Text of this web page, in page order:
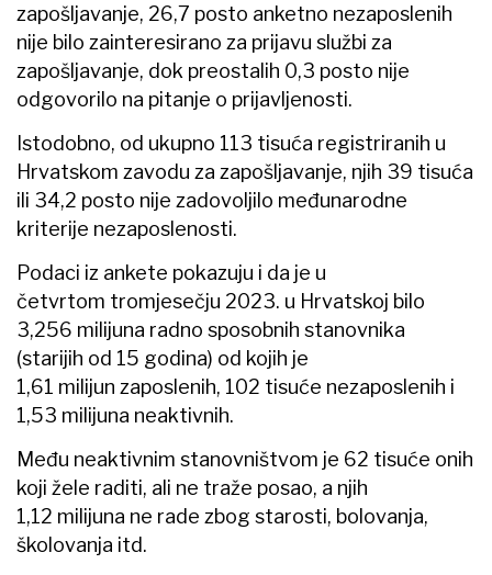
zapošljavanje, 26,7 posto anketno nezaposlenih
nije bilo zainteresirano za prijavu službi za
zapošljavanje, dok preostalih 0,3 posto nije
odgovorilo na pitanje o prijavljenosti.
Istodobno, od ukupno 113 tisuća registriranih u
Hrvatskom zavodu za zapošljavanje, njih 39 tisuća
ili 34,2 posto nije zadovoljilo međunarodne
kriterije nezaposlenosti.
Podaci iz ankete pokazuju i da je u
četvrtom tromjesečju 2023. u Hrvatskoj bilo
3,256 milijuna radno sposobnih stanovnika
(starijih od 15 godina) od kojih je
1,61 milijun zaposlenih, 102 tisuće nezaposlenih i
1,53 milijuna neaktivnih.
Među neaktivnim stanovništvom je 62 tisuće onih
koji žele raditi, ali ne traže posao, a njih
1,12 milijuna ne rade zbog starosti, bolovanja,
školovanja itd.